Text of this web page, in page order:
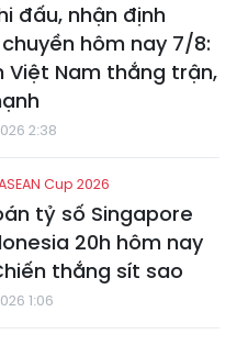
đấu, nhận định
hôm nay 7/8:
Việt Nam thắng trận,
2:38
Cup 2026
tỷ số Singapore
20h hôm nay
thắng sít sao
1:06